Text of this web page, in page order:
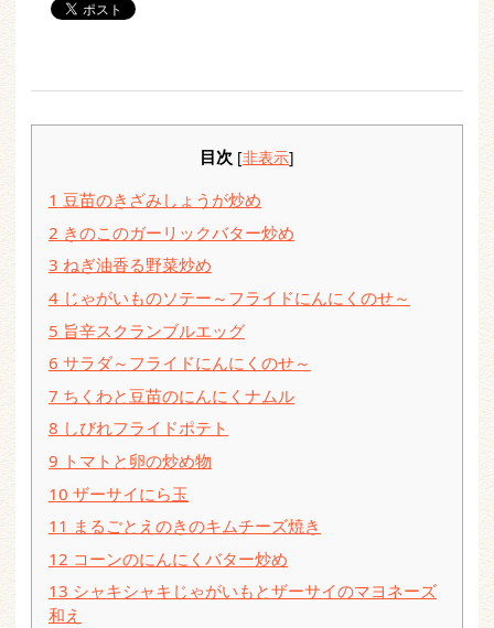
目次 [非表示]
1 豆苗のきざみしょうが炒め
2 きのこのガーリックバター炒め
3 ねぎ油香る野菜炒め
4 じゃがいものソテー～フライドにんにくのせ～
5 旨辛スクランブルエッグ
6 サラダ～フライドにんにくのせ～
7 ちくわと豆苗のにんにくナムル
8 しびれフライドポテト
9 トマトと卵の炒め物
10 ザーサイにら玉
11 まるごとえのきのキムチーズ焼き
12 コーンのにんにくバター炒め
13 シャキシャキじゃがいもとザーサイのマヨネーズ
和え